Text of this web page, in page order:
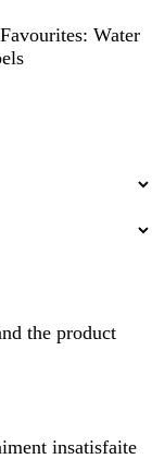
Water
the product
insatisfaite